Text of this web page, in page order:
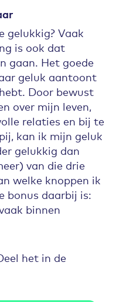
gelukkig? Vaak
is ook dat
gaan. Het goede
geluk aantoont
Door bewust
over mijn leven,
relaties en bij te
kan ik mijn geluk
gelukkig dan
van die drie
welke knoppen ik
bonus daarbij is:
binnen
het in de